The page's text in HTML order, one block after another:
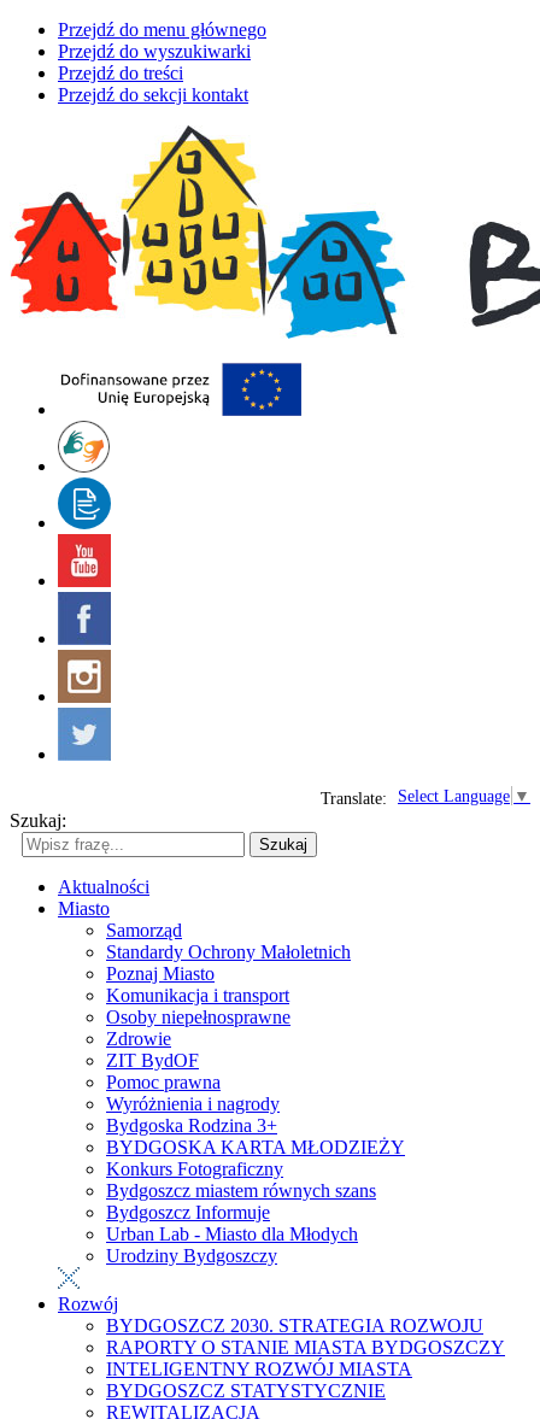
Przejdź do menu głównego
Przejdź do wyszukiwarki
Przejdź do treści
Przejdź do sekcji kontakt
Select Language ▼
Translate:
Szukaj:
Szukaj
Aktualności
Miasto
Samorząd
Standardy Ochrony Małoletnich
Poznaj Miasto
Komunikacja i transport
Osoby niepełnosprawne
Zdrowie
ZIT BydOF
Pomoc prawna
Wyróżnienia i nagrody
Bydgoska Rodzina 3+
BYDGOSKA KARTA MŁODZIEŻY
Konkurs Fotograficzny
Bydgoszcz miastem równych szans
Bydgoszcz Informuje
Urban Lab - Miasto dla Młodych
Urodziny Bydgoszczy
Rozwój
BYDGOSZCZ 2030. STRATEGIA ROZWOJU
RAPORTY O STANIE MIASTA BYDGOSZCZY
INTELIGENTNY ROZWÓJ MIASTA
BYDGOSZCZ STATYSTYCZNIE
REWITALIZACJA